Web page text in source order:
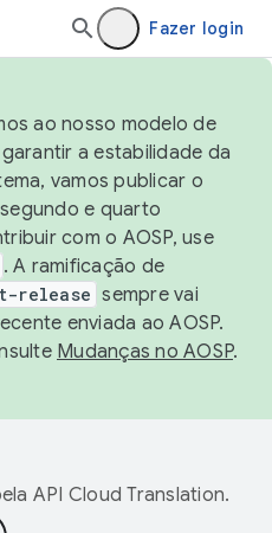
Fazer login
ao nosso modelo de
a estabilidade da
vamos publicar o
e quarto
com o AOSP, use
. A ramificação de
release sempre vai
enviada ao AOSP.
Mudanças no AOSP.
API Cloud Translation.